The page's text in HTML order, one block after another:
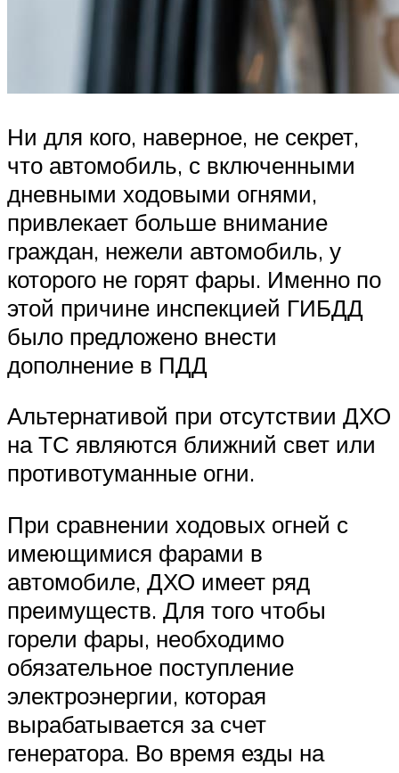
Ни для кого, наверное, не секрет,
что автомобиль, с включенными
дневными ходовыми огнями,
привлекает больше внимание
граждан, нежели автомобиль, у
которого не горят фары. Именно по
этой причине инспекцией ГИБДД
было предложено внести
дополнение в ПДД
Альтернативой при отсутствии ДХО
на ТС являются ближний свет или
противотуманные огни.
При сравнении ходовых огней с
имеющимися фарами в
автомобиле, ДХО имеет ряд
преимуществ. Для того чтобы
горели фары, необходимо
обязательное поступление
электроэнергии, которая
вырабатывается за счет
генератора. Во время езды на